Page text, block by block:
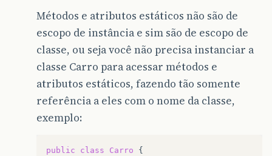
Métodos e atributos estáticos não são de
escopo de instância e sim são de escopo de
classe, ou seja você não precisa instanciar a
classe Carro para acessar métodos e
atributos estáticos, fazendo tão somente
referência a eles com o nome da classe,
exemplo:
public class Carro